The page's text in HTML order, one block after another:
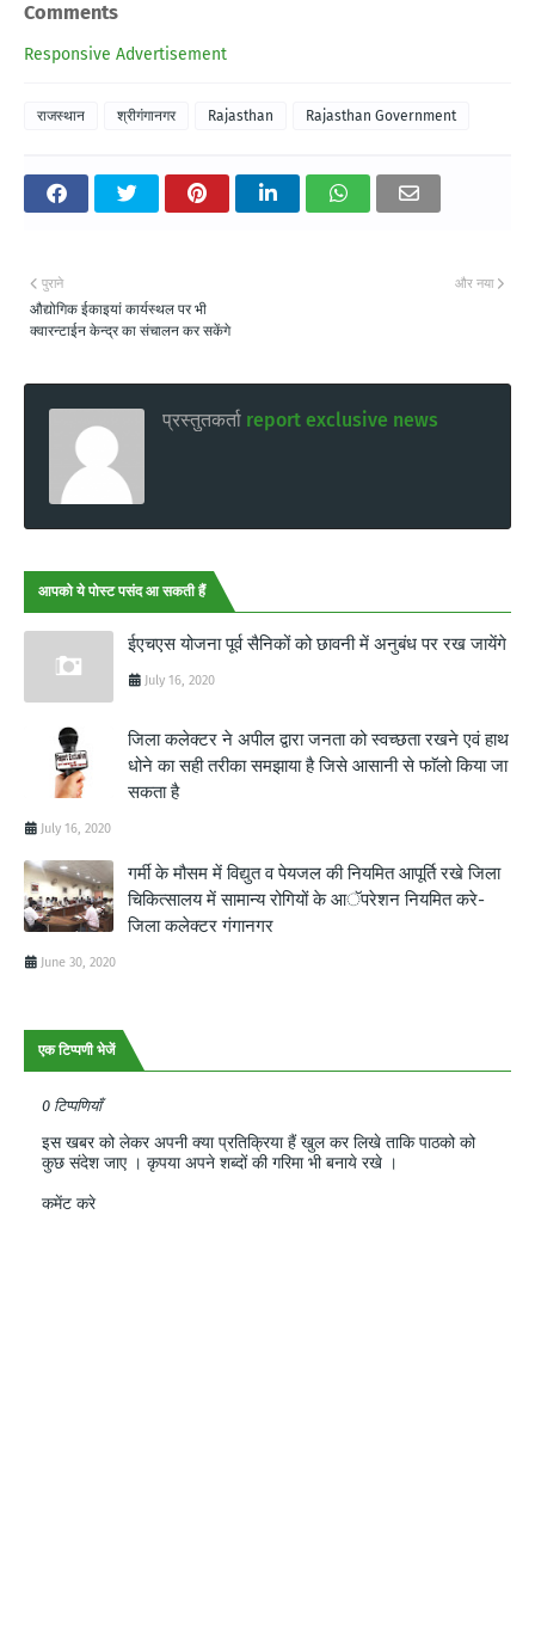
Comments
Responsive Advertisement
राजस्थान श्रीगंगानगर Rajasthan Rajasthan Government
और नया
पुराने
औद्योगिक ईकाइयां कार्यस्थल पर भी
क्वारन्टाईन केन्द्र का संचालन कर सकेंगे
प्रस्तुतकर्ता report exclusive news
आपको ये पोस्ट पसंद आ सकती हैं
ईएचएस योजना पूर्व सैनिकों को छावनी में अनुबंध पर रख जायेंगे
July 16, 2020
जिला कलेक्टर ने अपील द्वारा जनता को स्वच्छता रखने एवं हाथ
धोने का सही तरीका समझाया है जिसे आसानी से फाॅलो किया जा
सकता है
July 16, 2020
गर्मी के मौसम में विद्युत व पेयजल की नियमित आपूर्ति रखे जिला
चिकित्सालय में सामान्य रोगियों के आॅपरेशन नियमित करे-
जिला कलेक्टर गंगानगर
June 30, 2020
एक टिप्पणी भेजें
0 टिप्पणियाँ
इस खबर को लेकर अपनी क्या प्रतिक्रिया हैं खुल कर लिखे ताकि पाठको को
कुछ संदेश जाए । कृपया अपने शब्दों की गरिमा भी बनाये रखे ।
कमेंट करे